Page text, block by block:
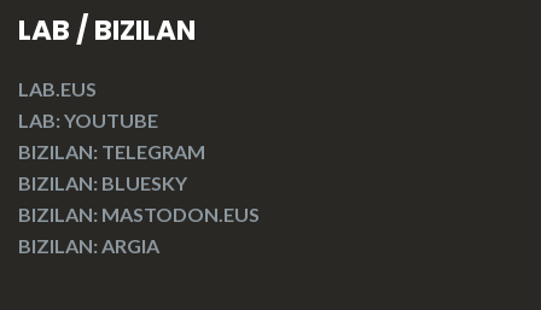
LAB / BIZILAN
LAB.EUS
LAB: YOUTUBE
BIZILAN: TELEGRAM
BIZILAN: BLUESKY
BIZILAN: MASTODON.EUS
BIZILAN: ARGIA